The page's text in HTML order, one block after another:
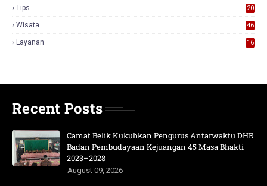
Tips 20
Wisata 46
Layanan 16
Recent Posts
Camat Belik Kukuhkan Pengurus Antarwaktu DHR
Badan Pembudayaan Kejuangan 45 Masa Bhakti
2023–2028
August 09, 2026